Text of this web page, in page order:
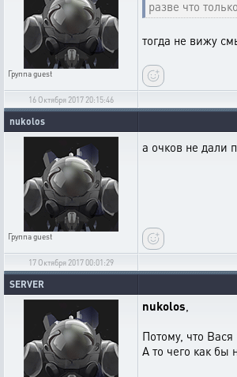
Группаguest
разве что
тогда не вижу
16 Октября 2017 20:15:46
nukolos
Группаguest
а очков не дали
17 Октября 2017 00:01:29
SERVER
nukolos,
Потому, что
А то чего как бы